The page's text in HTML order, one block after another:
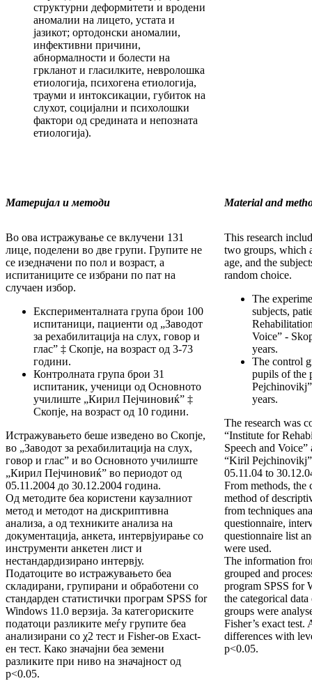
структурни деформитети и вродени
аномалии на лицето, устата и
јазикот; ортодонски аномалии,
инфективни причини,
абнормалности и болести на
гркланот и гласилките, невролошка
етиологија, психогена етиологија,
трауми и интоксикации, губиток на
слухот, социјални и психолошки
фактори од средината и непозната
етиологија).
Материјал и методи Material and
Во ова истражување се вклучени 131
лице, поделени во две групи. Групите не
се изедначени по пол и возраст, а
испитаниците се избрани по пат на
случаен избор.
Експерименталната група брои 100
испитаници, пациенти од „Заводот
за рехабилитација на слух, говор и
глас” ‡ Скопје, на возраст од 3-73
години.
Контролната група брои 31
испитаник, ученици од Основното
училиште „Кирил Пејчиновиќ” ‡
Скопје, на возраст од 10 години.
Истражувањето беше изведено во Скопје,
во „Заводот за рехабилитација на слух,
говор и глас” и во Основното училиште
„Кирил Пејчиновиќ” во периодот од
05.11.2004 до 30.12.2004 година.
Од методите беа користени каузалниот
метод и методот на дискриптивна
анализа, а од техниките анализа на
документација, анкета, интервјуирање со
инструменти анкетен лист и
нестандардизирано интервју.
Податоците во истражувањето беа
складирани, групирани и обработени со
стандарден статистички програм SPSS for
Windows 11.0 верзија. За категориските
податоци разликите меѓу групите беа
анализирани со χ2 тест и Fisher-ов Exact-
ен тест. Како значајни беа земени
разликите при ниво на значајност од
p<0.05.
This research
two groups, which
age, and the
random choice.
The
subjects,
Voice” -
years.
The control
pupils of the
years.
The research was
“Institute for
Speech and
“Kiril
05.11.04 to
From methods, the
method of
from techniques
questionnaire,
questionnaire list
were used.
The information
grouped and
program SPSS for
the categorical
groups were
Fisher’s exact
differences with
p<0.05.